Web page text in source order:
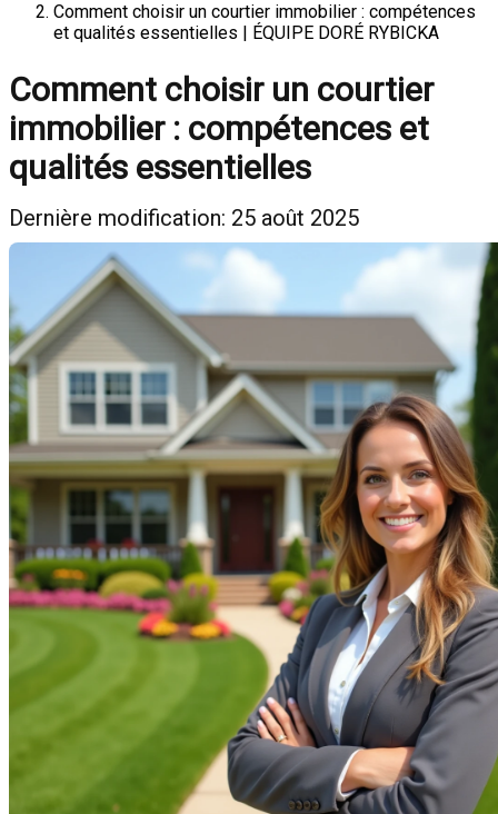
Comment choisir un courtier immobilier : compétences
et qualités essentielles | ÉQUIPE DORÉ RYBICKA
Comment choisir un courtier
immobilier : compétences et
qualités essentielles
Dernière modification: 25 août 2025